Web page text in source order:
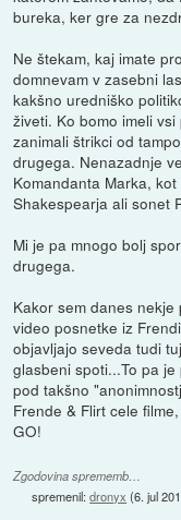
bureka, ker gre za
Ne štekam, kaj imate
domnevam v zasebni
kakšno uredniško
živeti. Ko bomo imeli
zanimali štrikci od
drugega. Nenazadnje
Komandanta Marka,
Shakespearja ali sonet
Mi je pa mnogo bolj
drugega.
Kakor sem danes
video posnetke iz
objavljajo seveda tudi
glasbeni spoti...To pa
pod takšno
Frende & Flirt cele
GO!
Zgodovina sprememb…
spremenil:dronyx (6. jul